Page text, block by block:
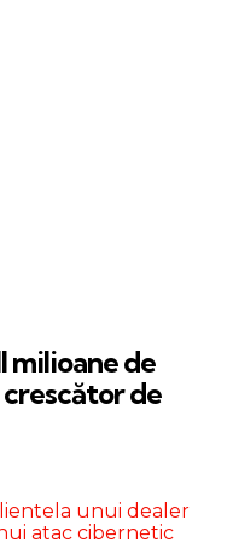
milioane de
de